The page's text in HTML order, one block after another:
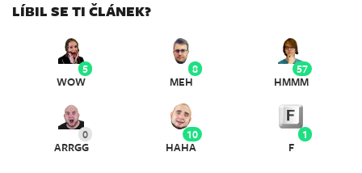
LÍBIL SE TI ČLÁNEK?
5
WOW
8
MEH
57
HMMM
0
ARRGG
10
HAHA
1
F